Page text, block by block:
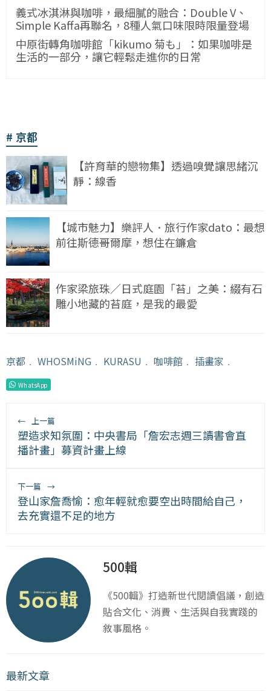
義式冰淇淋與咖啡，最細膩的融合：Double V、
Simple Kaffa再聯名，8種人氣口味限時限量登場
中原街轉角咖啡館「kikumo 菊も」：如果咖啡是
生活的一部分，讓它輕鬆走進你的日常
京都
【許育華的戀物集】透過嗅覺讓思緒沉
靜：線香
【城市魅力】樂評人．旅行作家dato：最想
前往斯德哥爾摩，想住在鐮倉
作家梁旅珠／日式庭園「苔」之美：綴有石
雕小地藏的苔庭，是我的最愛
京都 ﹒ WHOSMiNG ﹒ KURASU ﹒ 咖啡館 ﹒ 插畫家 ﹒
WhatsApp
← 上一篇
塑造求知氛圍：中央書局「詹宏志週三讀書會直
播計畫」募資計畫上線
下一篇 →
登山家詹喬愉：愈年輕就愈要空出時間給自己，
去充實還不足的地方
500輯
《500輯》打造新世代閱讀倡議，創造
貼合文化、消費、生活與自我實踐的
敘事風格。
最新文章